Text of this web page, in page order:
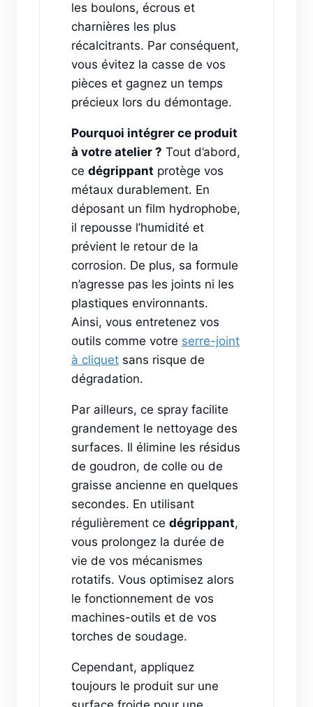
les boulons, écrous et
charnières les plus
récalcitrants. Par conséquent,
vous évitez la casse de vos
pièces et gagnez un temps
précieux lors du démontage.
Pourquoi intégrer ce produit
à votre atelier ? Tout d’abord,
ce dégrippant protège vos
métaux durablement. En
déposant un film hydrophobe,
il repousse l’humidité et
prévient le retour de la
corrosion. De plus, sa formule
n’agresse pas les joints ni les
plastiques environnants.
Ainsi, vous entretenez vos
outils comme votre serre-joint
à cliquet sans risque de
dégradation.
Par ailleurs, ce spray facilite
grandement le nettoyage des
surfaces. Il élimine les résidus
de goudron, de colle ou de
graisse ancienne en quelques
secondes. En utilisant
régulièrement ce dégrippant,
vous prolongez la durée de
vie de vos mécanismes
rotatifs. Vous optimisez alors
le fonctionnement de vos
machines-outils et de vos
torches de soudage.
Cependant, appliquez
toujours le produit sur une